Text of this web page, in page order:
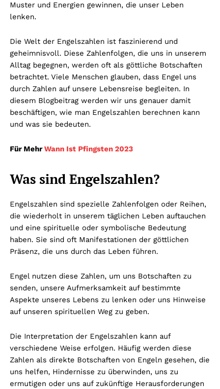
Muster und Energien gewinnen, die unser Leben
lenken.
Die Welt der Engelszahlen ist faszinierend und
geheimnisvoll. Diese Zahlenfolgen, die uns in unserem
Alltag begegnen, werden oft als göttliche Botschaften
betrachtet. Viele Menschen glauben, dass Engel uns
durch Zahlen auf unsere Lebensreise begleiten. In
diesem Blogbeitrag werden wir uns genauer damit
beschäftigen, wie man Engelszahlen berechnen kann
und was sie bedeuten.
Für MehrWann Ist Pfingsten 2023
Was sind Engelszahlen?
Engelszahlen sind spezielle Zahlenfolgen oder Reihen,
die wiederholt in unserem täglichen Leben auftauchen
und eine spirituelle oder symbolische Bedeutung
haben. Sie sind oft Manifestationen der göttlichen
Präsenz, die uns durch das Leben führen.
Engel nutzen diese Zahlen, um uns Botschaften zu
senden, unsere Aufmerksamkeit auf bestimmte
Aspekte unseres Lebens zu lenken oder uns Hinweise
auf unseren spirituellen Weg zu geben.
Die Interpretation der Engelszahlen kann auf
verschiedene Weise erfolgen. Häufig werden diese
Zahlen als direkte Botschaften von Engeln gesehen, die
uns helfen, Hindernisse zu überwinden, uns zu
ermutigen oder uns auf zukünftige Herausforderungen